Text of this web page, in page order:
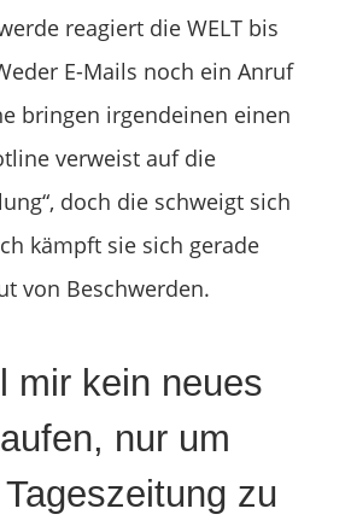
reagiert die WELT bis
E-Mails noch ein Anruf
bringen irgendeinen einen
verweist auf die
doch die schweigt sich
kämpft sie sich gerade
von Beschwerden.
mir kein neues
nur um
zu